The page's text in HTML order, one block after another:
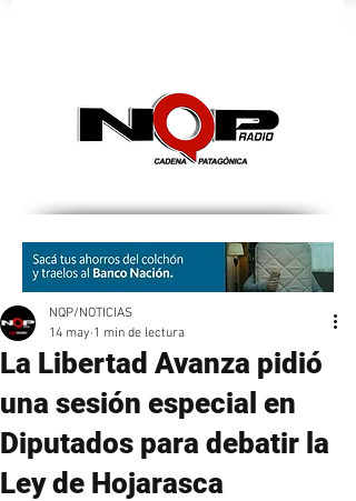
La Libertad Avanza pidió
una sesión especial en
Diputados para debatir la
Ley de Hojarasca
NQP/NOTICIAS
14 may 1 min de lectura